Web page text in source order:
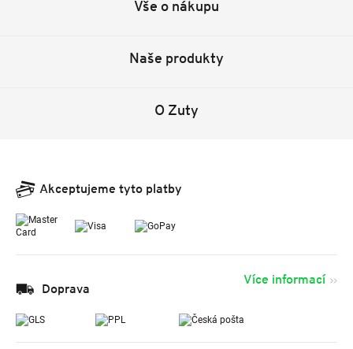
Vše o nákupu
Naše produkty
O Zuty
Akceptujeme tyto platby
Doprava
Více informací